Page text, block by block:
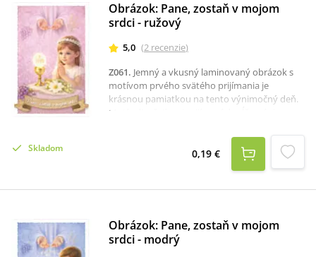
Obrázok: Pane, zostaň v mojom
srdci - ružový
5,0 (2 recenzie)
Z061. Jemný a vkusný laminovaný obrázok s
motívom prvého svätého prijímania je
krásnou pamiatkou na tento výnimočný deň.
Motív dievčaťa pri prijímaní dopĺňa nápis
hlboký význam tejto sviatosti. Na druhej
strane obrázka je modlitba pred a po sv.
prijímaní.Obrázok je vhodný ako drobný
laminovaniu je odolnejší a vhodný na
knižky či peňaženky.
Skladom 0,19 €
Obrázok: Pane, zostaň v mojom
srdci - modrý